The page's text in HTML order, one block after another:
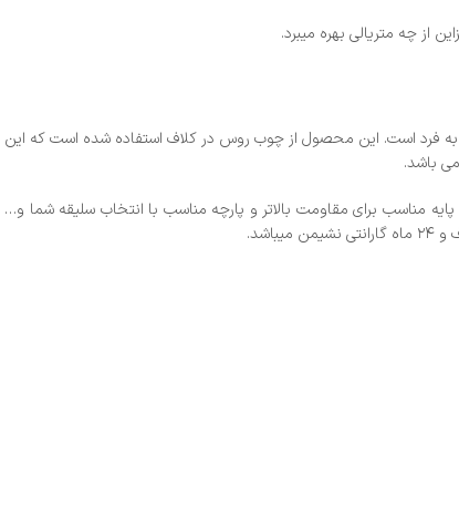
از چه متریالی بهره میبرد.
فرد است. این محصول از چوب روس در کلاف استفاده شده است که این
باشد.
از برند پارسیان یا بسپارفوم به انتخاب شما، پایه مناسب برای مقاومت بالاتر و پارچه مناسب با انتخاب سلیقه شما و…